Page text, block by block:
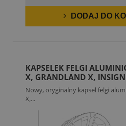
DODAJ DO
KAPSELEK FELGI
X, GRANDLAND X,
Nowy, oryginalny kapsel felgi
X,...